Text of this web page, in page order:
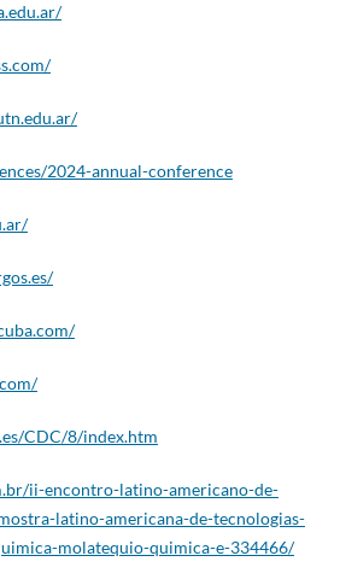
2024-annual-conference
CDC/8/index.htm
ii-encontro-latino-americano-de-
latino-americana-de-tecnologias-
molatequio-quimica-e-334466/